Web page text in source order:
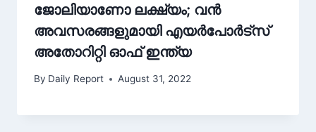
ജോലിയാണോ ലക്ഷ്യം; വന്‍
അവസരങ്ങളുമായി എയർപോർട്സ്
അതോറിറ്റി ഓഫ് ഇന്ത്യ
By Daily Report August 31, 2022